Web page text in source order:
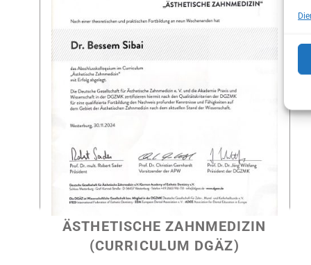
ÄSTHETISCHE ZAHNMEDIZIN
(CURRICULUM DGÄZ)
Anamnesebogen